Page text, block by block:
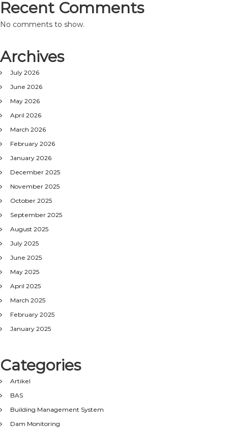
Recent Comments
No comments to show.
Archives
July 2026
June 2026
May 2026
April 2026
March 2026
February 2026
January 2026
December 2025
November 2025
October 2025
September 2025
August 2025
July 2025
June 2025
May 2025
April 2025
March 2025
February 2025
January 2025
Categories
Artikel
BAS
Building Management System
Dam Monitoring